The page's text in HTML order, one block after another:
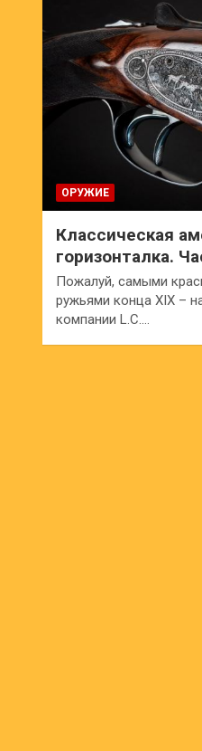
ОРУЖИЕ
Классическая
горизонталка.
Пожалуй, самыми
ружьями конца XIX –
компании L.C.…